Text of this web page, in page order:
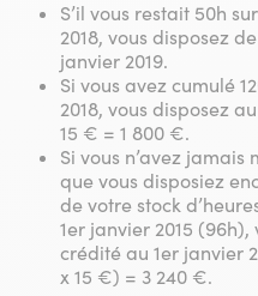
S’il vous restait 50h
2018, vous disposez
janvier 2019.
Si vous avez cumulé
2018, vous disposez
15 € = 1 800 €.
Si vous n’avez jamais
que vous disposiez
de votre stock
1er janvier 2015
crédité au 1er janvier
x 15 €) = 3 240 €.